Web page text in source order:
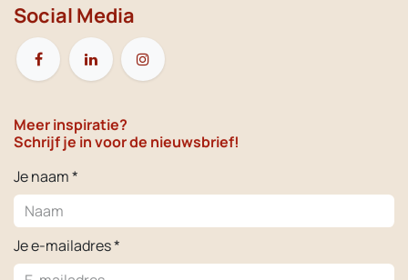
Social Media
Meer inspiratie?
Schrijf je in voor de nieuwsbrief!
Je naam *
Je e-mailadres *